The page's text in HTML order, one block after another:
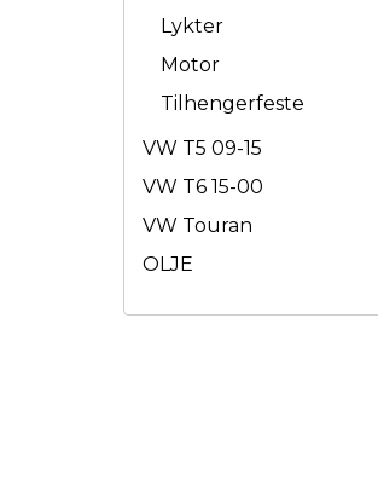
Lykter
Motor
Tilhengerfeste
VW T5 09-15
VW T6 15-00
VW Touran
OLJE